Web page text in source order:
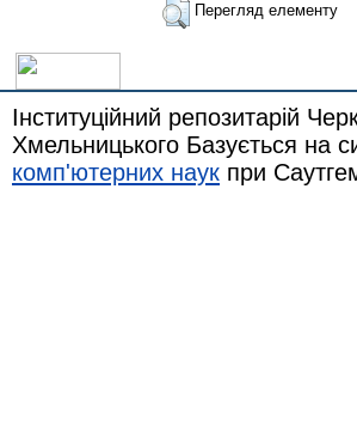
Перегляд елементу
Інституційний репозитарій
Хмельницького Базується на
комп'ютерних наук при